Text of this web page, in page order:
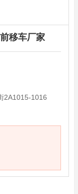
移车厂家
2A1015-1016